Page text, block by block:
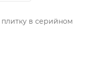
в серийном